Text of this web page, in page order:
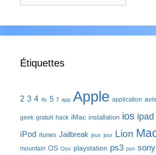
Étiquettes
2 3 4 4s 5 7 app Apple application
geek gratuit hack iMac installation ios ipad
iPod itunes Jailbreak jeux jour Lion
mountain OS Osx playstation ps3 psn sony